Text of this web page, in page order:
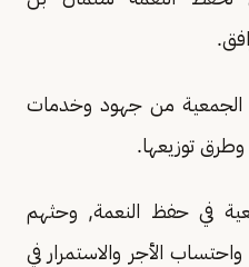
الجمعية من جهود وخدمات
توزيعها.
في حفظ النعمة, وحثهم
الأجر والاستمرار في